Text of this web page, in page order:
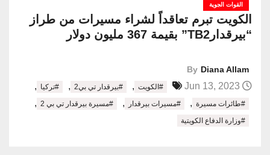
القوات الجوية
الكويت تبرم تعاقداً لشراء مسيرات من طراز
“بيرقدارTB2” بقيمة 367 مليون دولار
By Diana Allam
#الكويت , #بيرقدار تي بي2 , #تركيا ,
#طائرات مسيرة , #مسيرات بيرقدار , #مسيرة بيرقدار تي بي 2 ,
#وزارة الدفاع الكويتية